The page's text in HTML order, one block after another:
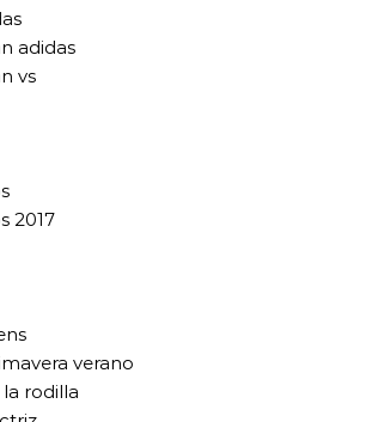
adidas
vs
2017
verano
rodilla